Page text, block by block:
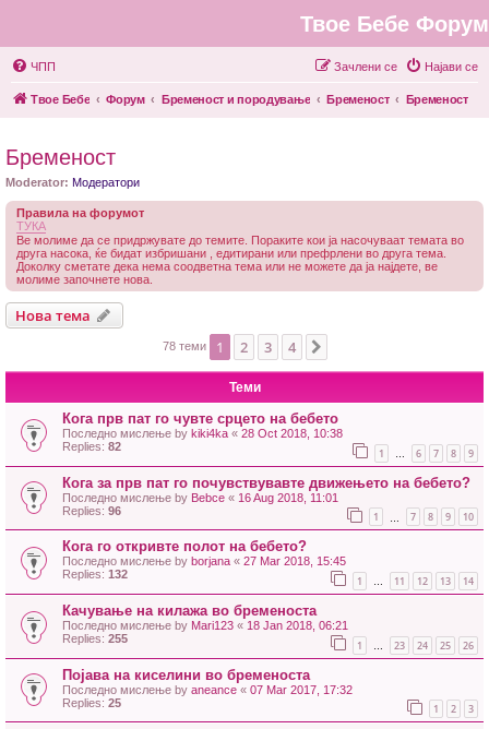
Твое Бебе Форум
ЧПП Најави се
Зачлени се
Твое Бебе Форум Бременост и породување Бременост Бременост
Бременост
Moderator: Модератори
Правила на форумот
ТУКА
Ве молиме да се придржувате до темите. Пораките кои ја насочуваат темата во
друга насока, ќе бидат избришани , едитирани или префрлени во друга тема.
Доколку сметате дека нема соодветна тема или не можете да ја најдете, ве
молиме започнете нова.
Нова тема
78 теми 1 2 3 4
Теми
Кога прв пат го чувте срцето на бебето
Последно мислење by kiki4ka « 28 Oct 2018, 10:38
Replies: 82 1 … 6 7 8 9
Кога за прв пат го почувствувавте движењето на бебето?
Последно мислење by Bebce « 16 Aug 2018, 11:01
Replies: 96 1 7 8 9 10
Кога го откривте полот на бебето?
Последно мислење by borjana « 27 Mar 2018, 15:45
Replies: 132 1 … 11 12 13 14
Качување на килажа во бременоста
Последно мислење by Mari123 « 18 Jan 2018, 06:21
Replies: 255 1 … 23 24 25 26
Појава на киселини во бременоста
Последно мислење by aneance « 07 Mar 2017, 17:32
Replies: 25 1 2 3